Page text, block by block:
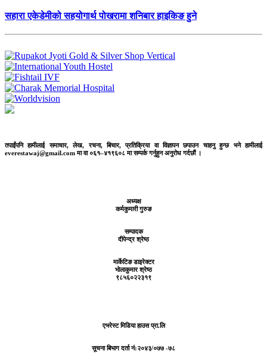
सहारा एकेडेमीको सहयोगार्थ पोखरामा शनिबार हाइकिङ हुने
तपाईंपनि हामीलाई समाचार, लेख, रचना, बिचार, प्रतिक्रिया वा विज्ञापन छपाउन चाहनु हुन्छ भने हामीलाई
everestawaj@gmail.com मा वा ०६१–४१९६०८ मा सम्पर्क गर्नुहुन अनुरोध गर्दछौं ।
अध्यक्ष
कर्मकुमारी गुरुङ
सम्पादक
दीपेन्द्र श्रेष्ठ
मार्केटिङ डाइरेक्टर
भोलाकुमार श्रेष्ठ
९८५६०२२३१९
एभरेस्ट मिडिया हाउस प्रा.लि
सूचना बिभाग दर्ता नं:२०४३/०७७ -७८